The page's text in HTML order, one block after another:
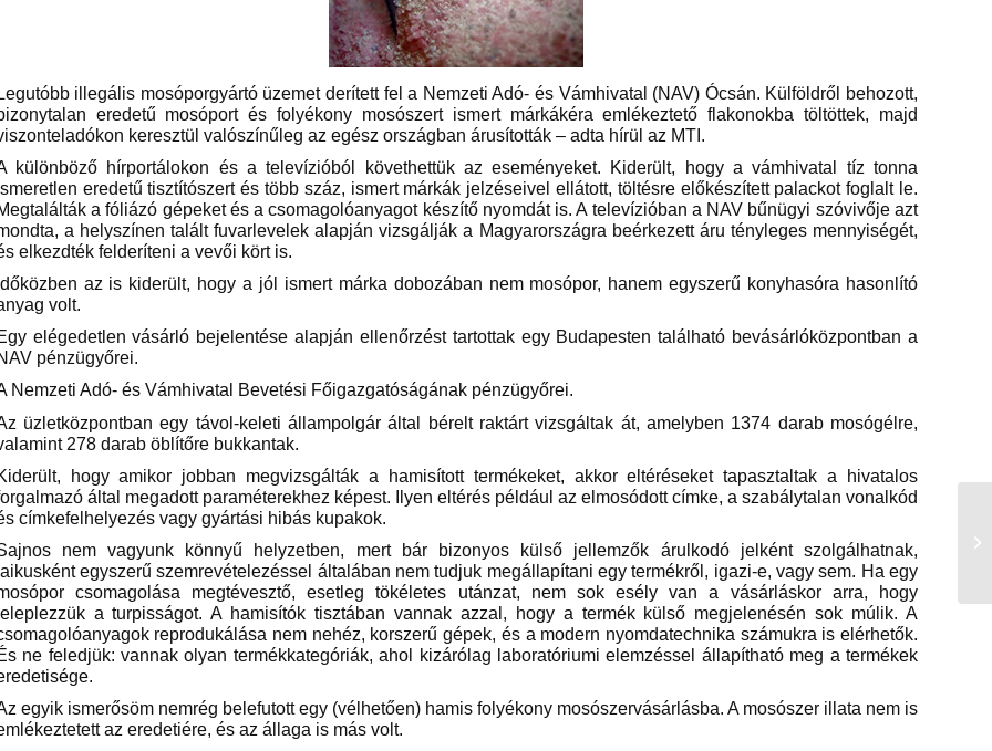
Legutóbb illegális mosóporgyártó üzemet derített fel a Nemzeti Adó- és Vámhivatal (NAV) Ócsán. Külföldről behozott,
eredetű mosóport és folyékony mosószert ismert márkákéra emlékeztető flakonokba töltöttek, majd
keresztül valószínűleg az egész országban árusították – adta hírül az MTI.
különböző hírportálokon és a televízióból követhettük az eseményeket. Kiderült, hogy a vámhivatal tíz tonna
eredetű tisztítószert és több száz, ismert márkák jelzéseivel ellátott, töltésre előkészített palackot foglalt le.
a fóliázó gépeket és a csomagolóanyagot készítő nyomdát is. A televízióban a NAV bűnügyi szóvivője azt
a helyszínen talált fuvarlevelek alapján vizsgálják a Magyarországra beérkezett áru tényleges mennyiségét,
elkezdték felderíteni a vevői kört is.
Időközben az is kiderült, hogy a jól ismert márka dobozában nem mosópor, hanem egyszerű konyhasóra hasonlító
volt.
elégedetlen vásárló bejelentése alapján ellenőrzést tartottak egy Budapesten található bevásárlóközpontban a
pénzügyőrei.
Nemzeti Adó- és Vámhivatal Bevetési Főigazgatóságának pénzügyőrei.
üzletközpontban egy távol-keleti állampolgár által bérelt raktárt vizsgáltak át, amelyben 1374 darab mosógélre,
278 darab öblítőre bukkantak.
hogy amikor jobban megvizsgálták a hamisított termékeket, akkor eltéréseket tapasztaltak a hivatalos
által megadott paraméterekhez képest. Ilyen eltérés például az elmosódott címke, a szabálytalan vonalkód
címkefelhelyezés vagy gyártási hibás kupakok.
nem vagyunk könnyű helyzetben, mert bár bizonyos külső jellemzők árulkodó jelként szolgálhatnak,
laikusként egyszerű szemrevételezéssel általában nem tudjuk megállapítani egy termékről, igazi-e, vagy sem. Ha egy
csomagolása megtévesztő, esetleg tökéletes utánzat, nem sok esély van a vásárláskor arra, hogy
leleplezzük a turpisságot. A hamisítók tisztában vannak azzal, hogy a termék külső megjelenésén sok múlik. A
reprodukálása nem nehéz, korszerű gépek, és a modern nyomdatechnika számukra is elérhetők.
ne feledjük: vannak olyan termékkategóriák, ahol kizárólag laboratóriumi elemzéssel állapítható meg a termékek
egyik ismerősöm nemrég belefutott egy (vélhetően) hamis folyékony mosószervásárlásba. A mosószer illata nem is
az eredetiére, és az állaga is más volt.